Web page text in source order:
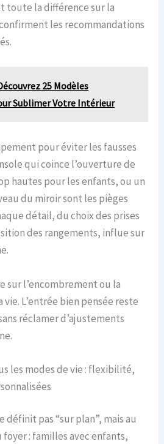
toute la différence sur la
les recommandations
25 Modèles
Sublimer Votre Intérieur
pour éviter les fausses
qui coince l’ouverture de
hautes pour les enfants, ou un
du miroir sont les pièges
détail, du choix des prises
des rangements, influe sur
sur l’encombrement ou la
L’entrée bien pensée reste
réclamer d’ajustements
les modes de vie : flexibilité,
définit pas “sur plan”, mais au
: familles avec enfants,